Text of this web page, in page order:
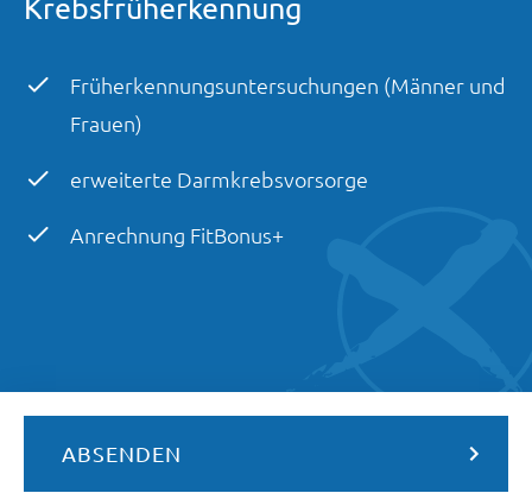
Krebsfrüherkennung
Früherkennungsuntersuchungen (Männer und
Frauen)
erweiterte Darmkrebsvorsorge
Anrechnung FitBonus+
ABSENDEN